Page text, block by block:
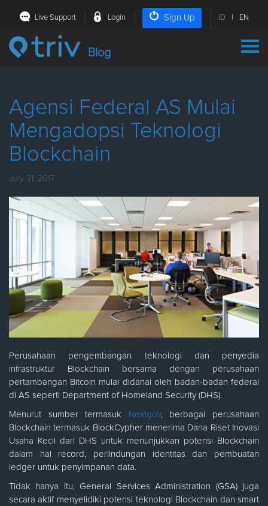
Live Support Login Sign Up ID EN
Blog
Agensi Federal AS Mulai
Mengadopsi Teknologi
Blockchain
July 31, 2017
Perusahaan pengembangan teknologi dan penyedia
infrastruktur Blockchain bersama dengan perusahaan
pertambangan Bitcoin mulai didanai oleh badan-badan federal
di AS seperti Department of Homeland Security (DHS).
Menurut sumber termasuk Nextgov, berbagai perusahaan
Blockchain termasuk BlockCypher menerima Dana Riset Inovasi
Usaha Kecil dari DHS untuk menunjukkan potensi Blockchain
dalam hal record, perlindungan identitas dan pembuatan
ledger untuk penyimpanan data.
Tidak hanya itu, General Services Administration (GSA) juga
secara aktif menyelidiki potensi teknologi Blockchain dan smart